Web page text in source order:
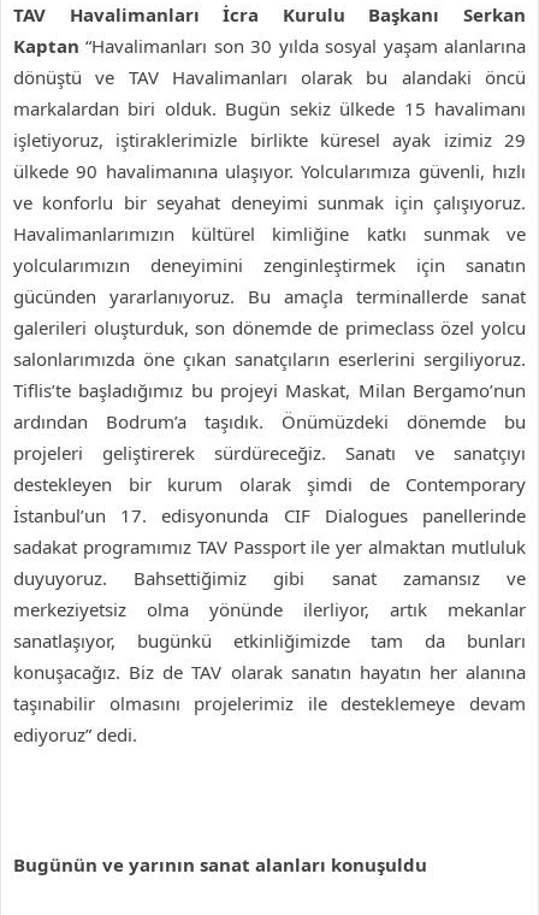
TAV Havalimanları İcra Kurulu Başkanı Serkan
Kaptan“Havalimanları son 30 yılda sosyal yaşam alanlarına
dönüştü ve TAV Havalimanları olarak bu alandaki öncü
markalardan biri olduk. Bugün sekiz ülkede 15 havalimanı
işletiyoruz, iştiraklerimizle birlikte küresel ayak izimiz 29
ülkede 90 havalimanına ulaşıyor. Yolcularımıza güvenli, hızlı
ve konforlu bir seyahat deneyimi sunmak için çalışıyoruz.
Havalimanlarımızın kültürel kimliğine katkı sunmak ve
yolcularımızın deneyimini zenginleştirmek için sanatın
gücünden yararlanıyoruz. Bu amaçla terminallerde sanat
galerileri oluşturduk, son dönemde de primeclass özel yolcu
salonlarımızda öne çıkan sanatçıların eserlerini sergiliyoruz.
Tiflis’te başladığımız bu projeyi Maskat, Milan Bergamo’nun
ardından Bodrum’a taşıdık. Önümüzdeki dönemde bu
projeleri geliştirerek sürdüreceğiz. Sanatı ve sanatçıyı
destekleyen bir kurum olarak şimdi de Contemporary
İstanbul’un 17. edisyonunda CIF Dialogues panellerinde
sadakat programımız TAV Passport ile yer almaktan mutluluk
duyuyoruz. Bahsettiğimiz gibi sanat zamansız ve
merkeziyetsiz olma yönünde ilerliyor, artık mekanlar
sanatlaşıyor, bugünkü etkinliğimizde tam da bunları
konuşacağız. Biz de TAV olarak sanatın hayatın her alanına
taşınabilir olmasını projelerimiz ile desteklemeye devam
ediyoruz” dedi.
Bugünün ve yarının sanat alanları konuşuldu